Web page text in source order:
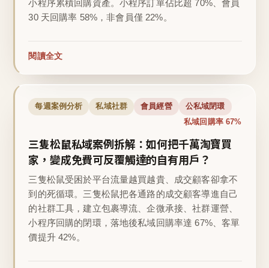
小程序累積回購資產。小程序訂單佔比超 70%、會員
30 天回購率 58%，非會員僅 22%。
閱讀全文
每週案例分析 私域社群 會員經營 公私域閉環
私域回購率 67%
三隻松鼠私域案例拆解：如何把千萬淘寶買
家，變成免費可反覆觸達的自有用戶？
三隻松鼠受困於平台流量越買越貴、成交顧客卻拿不
到的死循環。三隻松鼠把各通路的成交顧客導進自己
的社群工具，建立包裹導流、企微承接、社群運營、
小程序回購的閉環，落地後私域回購率達 67%、客單
價提升 42%。